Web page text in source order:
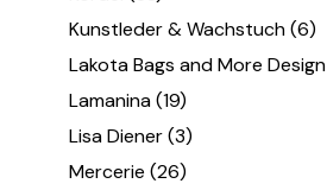
Kunstleder & Wachstuch (6)
Lakota Bags and More Design
Lamanina (19)
Lisa Diener (3)
Mercerie (26)